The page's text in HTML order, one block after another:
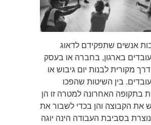
אנשים שתפקידם לדאוג
בארגון, בחברה או בעסק
מקורית לבנות יום גיבוש או
בין השיטות שהפכו
בתקופה האחרונה למטרה זו הן
את הקבוצה והן בכדי לשבור את
בסביבת העבודה הינה יוגה